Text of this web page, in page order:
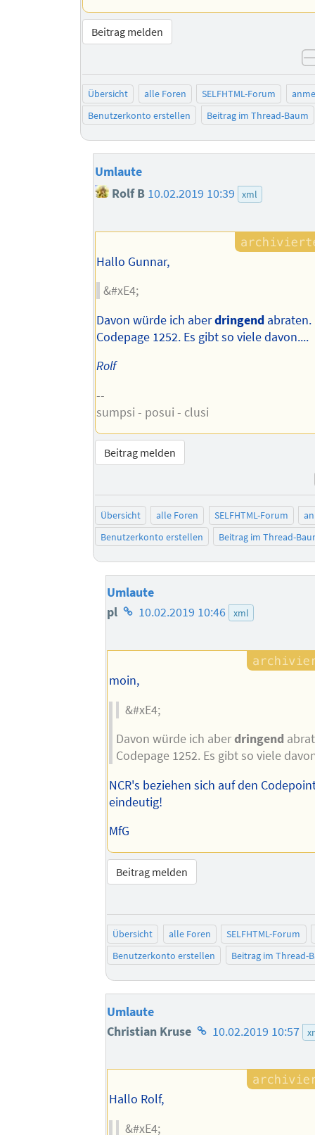
Beitrag melden
Übersicht alle Foren SELFHTML-Forum
Benutzerkonto erstellen
Beitrag im Thread-Baum
Umlaute
Rolf B 10.02.2019 10:39 xml
Hallo Gunnar,
&#xE4;
Davon würde ich aberdringend abraten.
Codepage 1252. Es gibt so viele davon....
Rolf
--
sumpsi - posui - clusi
Beitrag melden
Übersicht alle Foren SELFHTML-Forum
Benutzerkonto erstellen
Beitrag im Thread-
Umlaute
pl Homepage
Autors
10.02.2019 10:46 xml
moin,
&#xE4;
Davon würde ich aberdringend
Codepage 1252. Es gibt so viele
NCR's beziehen sich auf den
eindeutig!
MfG
Beitrag melden
Übersicht alle Foren
SELFHTML-Forum
Benutzerkonto erstellen
Beitrag im Thread-
Umlaute
Christian Kruse Homepage
Autors
10.02.2019 10:57
Hallo Rolf,
&#xE4;